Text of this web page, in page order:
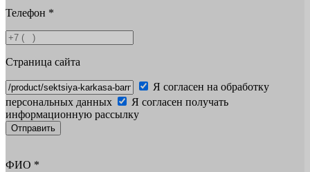
Телефон *
Страница сайта
Я согласен на обработку
персональных данных
Я согласен получать
информационную рассылку
Отправить
ФИО *